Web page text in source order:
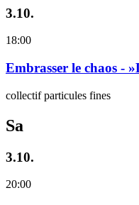
3.10.
18:00
Embrasser le chaos -
collectif particules fines
Sa
3.10.
20:00